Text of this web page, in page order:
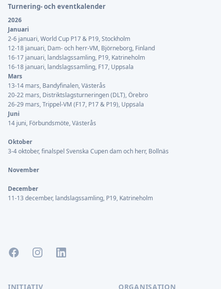
Turnering- och eventkalender
2026
Januari
2-6 januari, World Cup P17 & P19, Stockholm
12-18 januari, Dam- och herr-VM, Björneborg, Finland
16-17 januari, landslagssamling, P19, Katrineholm
16-18 januari, landslagssamling, F17, Uppsala
Mars
13-14 mars, Bandyfinalen, Västerås
20-22 mars, Distriktslagsturneringen (DLT), Örebro
26-29 mars, Trippel-VM (F17, P17 & P19), Uppsala
Juni
14 juni, Förbundsmöte, Västerås
Oktober
3-4 oktober, finalspel Svenska Cupen dam och herr, Bollnäs
November
December
11-13 december, landslagssamling, P19, Katrineholm
FacebookInstagramLinkedIn
INITIATIV ORGANISATION